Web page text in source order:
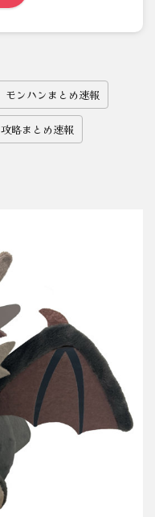
モンハンまとめ速報
攻略まとめ速報